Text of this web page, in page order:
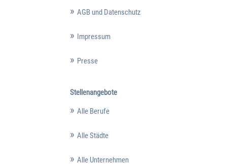
AGB und Datenschutz
Impressum
Presse
Stellenangebote
Alle Berufe
Alle Städte
Alle Unternehmen